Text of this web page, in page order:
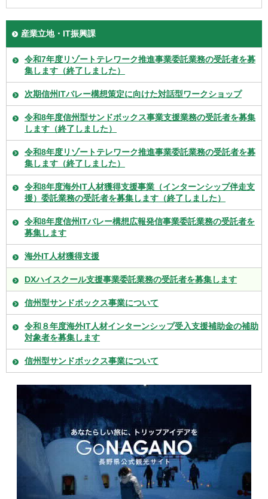
産業立地・IT振興課
令和7年度リゾートテレワーク推進事業委託業務の受託者を募
集します（終了しました）
次期信州ITバレー構想策定に向けた対話型ワークショップ
令和8年度信州型サンドボックス事業支援業務の受託者を募集
します（終了しました）
令和8年度リゾートテレワーク推進事業委託業務の受託者を募
集します（終了しました）
令和8年度海外IT人材獲得支援事業（インターンシップ伴走支
援）委託業務の受託者を募集します（終了しました）
令和8年度信州ITバレー構想広報発信事業委託業務の受託者を
募集します
海外IT人材獲得支援
DXハイスクール支援事業委託業務の受託者を募集します
信州型サンドボックス事業について
令和８年度海外IT人材インターンシップ受入支援補助金の補助
対象者を募集します
信州型サンドボックス事業について